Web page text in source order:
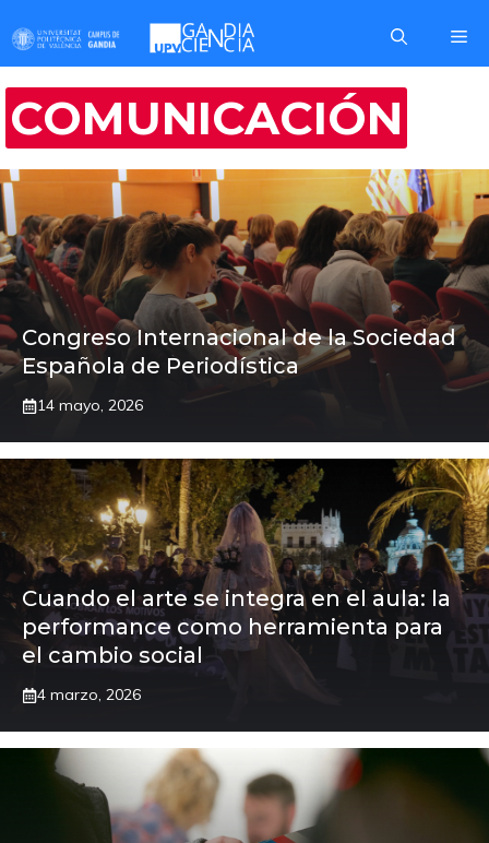
contenido
COMUNICACIÓN
Congreso Internacional de la Sociedad
Española de Periodística
14 mayo, 2026
Cuando el arte se integra en el aula: la
performance como herramienta para
el cambio social
4 marzo, 2026